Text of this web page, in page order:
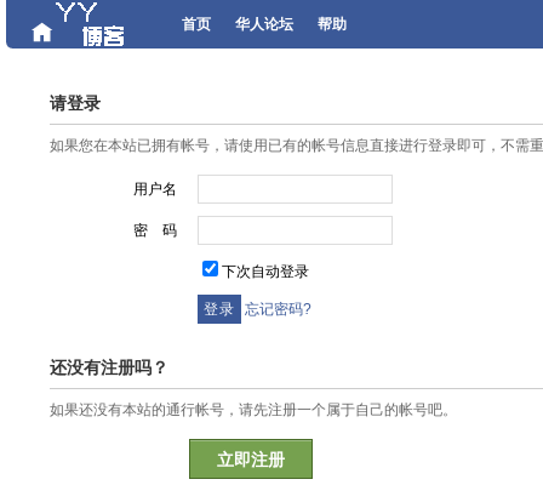
首页 华人论坛 帮助
请登录
如果您在本站已拥有帐号，请使用已有的帐号信息直接进行登录即可，不需
用户名
密 码
下次自动登录
忘记密码?
还没有注册吗？
如果还没有本站的通行帐号，请先注册一个属于自己的帐号吧。
立即注册